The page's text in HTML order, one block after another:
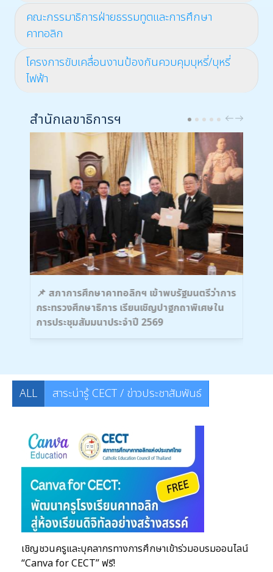
คณะกรรมาธิการฝ่ายธรรมทูตและการศึกษา
คาทอลิก
โครงการขับเคลื่อนงานป้องกันควบคุมบุหรี่/บุหรี่
ไฟฟ้า
สำนักเลขาธิการฯ PREVNEXT
📌 สภาการศึกษาคาทอลิกฯ เข้าพบรัฐมนตรีว่าการ
กระทรวงศึกษาธิการ เรียนเชิญปาฐกถาพิเศษใน
การประชุมสัมมนาประจำปี 2569
ALL สาระน่ารู้ CECT / ข่าวประชาสัมพันธ์
เชิญชวนครูและบุคลากรทางการศึกษาเข้าร่วมอบรมออนไลน์
“Canva for CECT” ฟรี!